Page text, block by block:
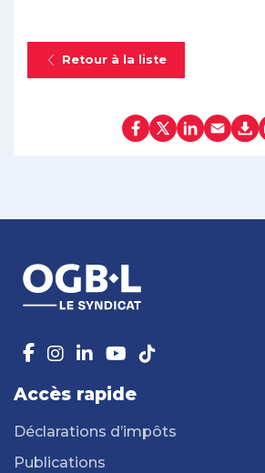
Retour à la liste
Accès rapide
Déclarations d’impôts
Publications